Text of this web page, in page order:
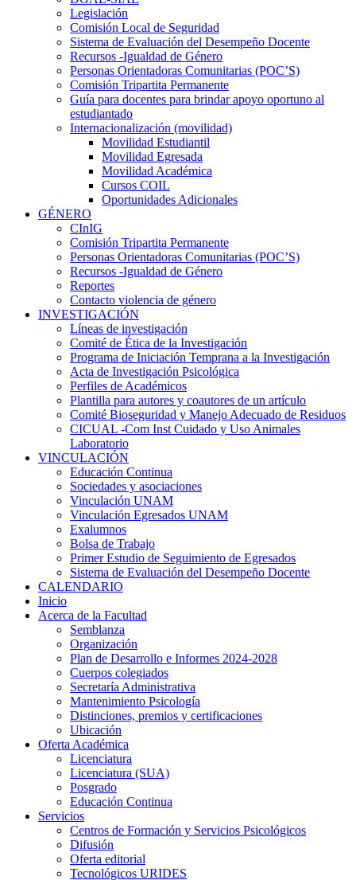
Legislación
Comisión Local de Seguridad
Sistema de Evaluación del Desempeño Docente
Recursos -Igualdad de Género
Personas Orientadoras Comunitarias (POC’S)
Comisión Tripartita Permanente
Guía para docentes para brindar apoyo oportuno al
estudiantado
Internacionalización (movilidad)
Movilidad Estudiantil
Movilidad Egresada
Movilidad Académica
Cursos COIL
Oportunidades Adicionales
GÉNERO
CInIG
Comisión Tripartita Permanente
Personas Orientadoras Comunitarias (POC’S)
Recursos -Igualdad de Género
Reportes
Contacto violencia de género
INVESTIGACIÓN
Líneas de investigación
Comité de Ética de la Investigación
Programa de Iniciación Temprana a la Investigación
Acta de Investigación Psicológica
Perfiles de Académicos
Plantilla para autores y coautores de un artículo
Comité Bioseguridad y Manejo Adecuado de Residuos
CICUAL -Com Inst Cuidado y Uso Animales
Laboratorio
VINCULACIÓN
Educación Continua
Sociedades y asociaciones
Vinculación UNAM
Vinculación Egresados UNAM
Exalumnos
Bolsa de Trabajo
Primer Estudio de Seguimiento de Egresados
Sistema de Evaluación del Desempeño Docente
CALENDARIO
Inicio
Acerca de la Facultad
Semblanza
Organización
Plan de Desarrollo e Informes 2024-2028
Cuerpos colegiados
Secretaría Administrativa
Mantenimiento Psicología
Distinciones, premios y certificaciones
Ubicación
Oferta Académica
Licenciatura
Licenciatura (SUA)
Posgrado
Educación Continua
Servicios
Centros de Formación y Servicios Psicológicos
Difusión
Oferta editorial
Tecnológicos URIDES